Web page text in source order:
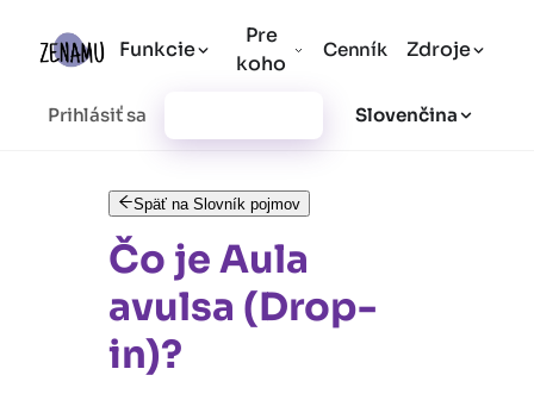
Funkcie
Pre
koho
Cenník Zdroje
Prihlásiť sa Slovenčina
Späť na Slovník pojmov
Čo je Aula
avulsa (Drop-
in)?